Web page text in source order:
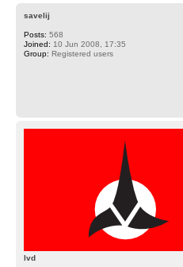
savelij
Posts: 568
Joined: 10 Jun 2008, 17:35
Group: Registered users
lvd